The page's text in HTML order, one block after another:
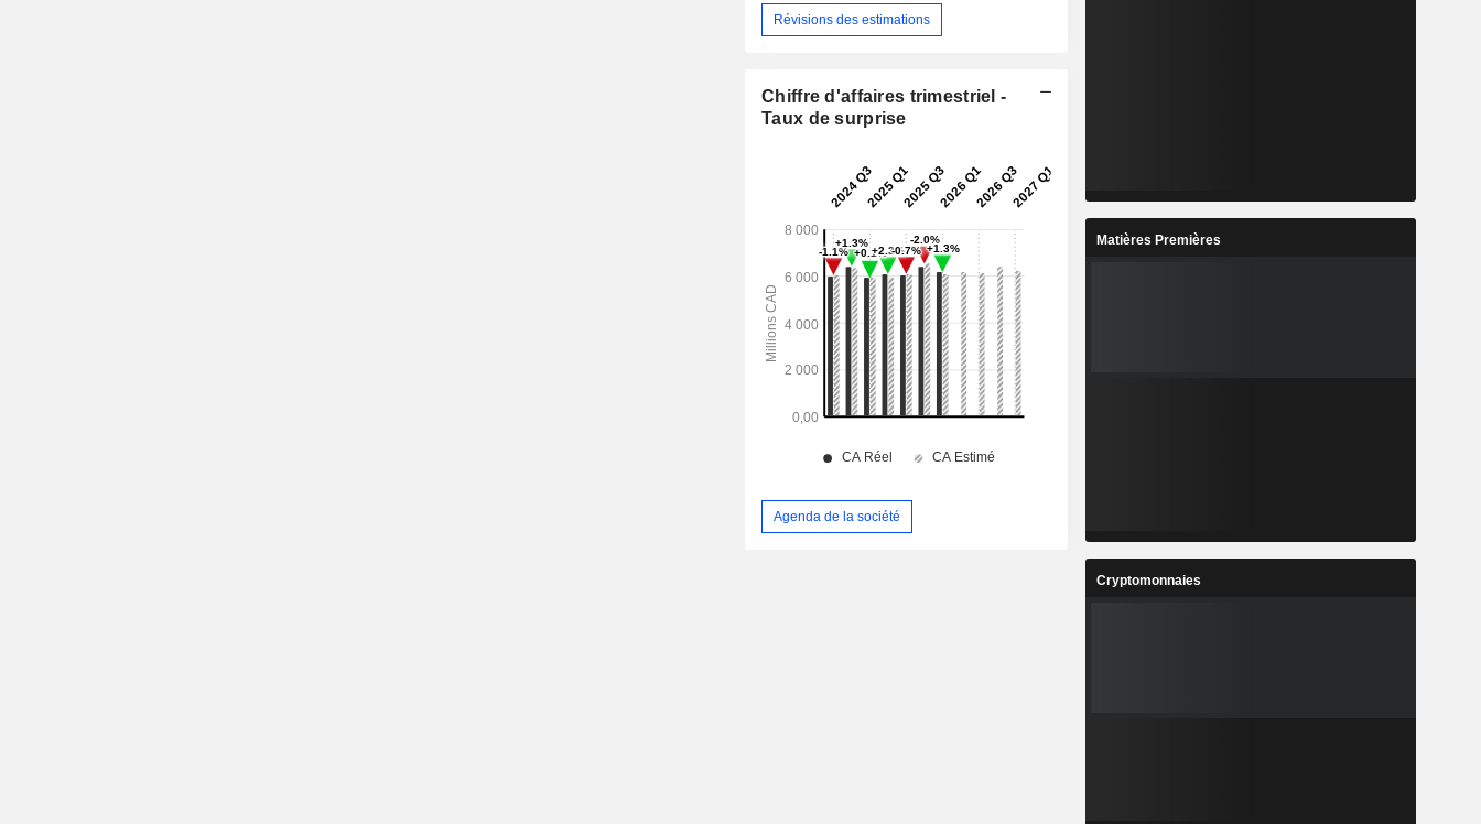
Révisions des estimations
Chiffre d'affaires trimestriel -
Taux de surprise
Agenda de la société
Matières Premières
Cryptomonnaies